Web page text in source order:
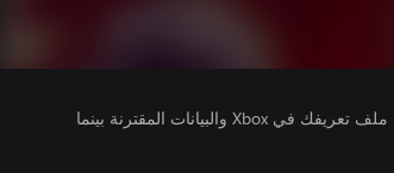
يتلقى ناشرو الألعاب التي تقوم بتشغيلها وصولاً إلى معلومات ملف تعريفك في Xbox والبيانات المقترنة بينما